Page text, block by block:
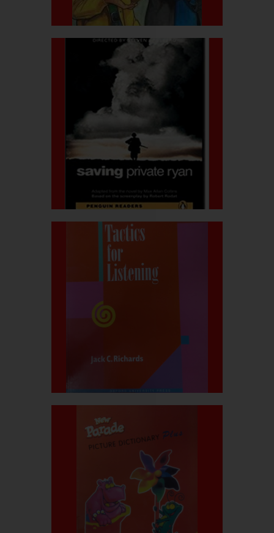
Saving private ryan
قیمت کتاب:۴۲۰.۰۰۰ربال
بیشتر بدانید
Tactics for Listening
بیشتر بدانید
Parade
قیمت کتاب:۵۰۰.۰۰۰ربال
بیشتر بدانید